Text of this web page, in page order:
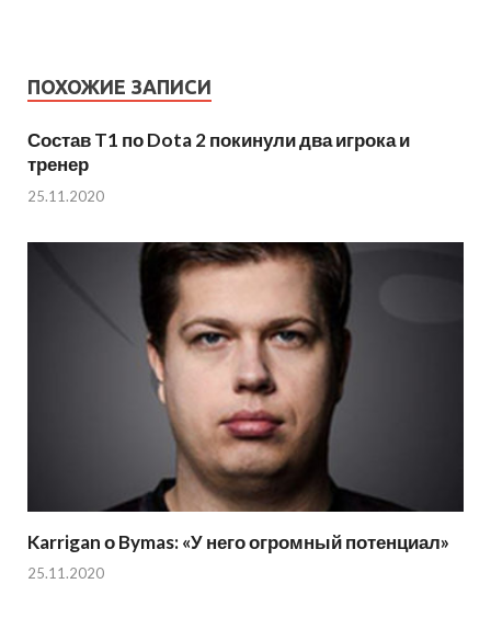
ПОХОЖИЕ ЗАПИСИ
Состав T1 по Dota 2 покинули два игрока и
тренер
25.11.2020
Karrigan о Bymas: «У него огромный потенциал»
25.11.2020